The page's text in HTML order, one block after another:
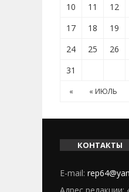
10
11 12
17
18 19
24
25 26
31
« « ИЮЛЬ
КОНТАКТЫ
E-mail: